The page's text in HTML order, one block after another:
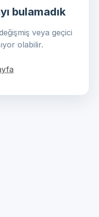
bulamadık
veya geçici
olabilir.